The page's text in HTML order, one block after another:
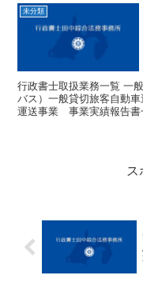
刑事罰も規定されていて
は、100万円以下の罰金で
未分類
行政書士取扱業務一覧 一
バス）一般貸切旅客自動
運送事業 事業実績報告書
ス